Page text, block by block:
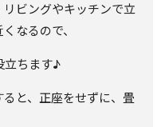
ビングやキッチンで立
なるので、
立ちます♪
と、正座をせずに、畳